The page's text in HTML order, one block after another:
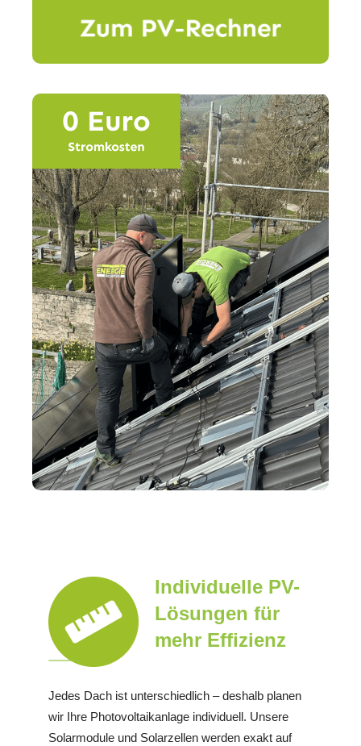
Individuelle PV-
Lösungen für
mehr Effizienz
Jedes Dach ist unterschiedlich – deshalb planen
wir Ihre Photovoltaikanlage individuell. Unsere
Solarmodule und Solarzellen werden exakt auf